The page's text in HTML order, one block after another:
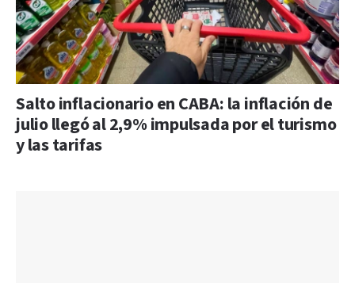
Salto inflacionario en CABA: la inflación de
julio llegó al 2,9% impulsada por el turismo
y las tarifas